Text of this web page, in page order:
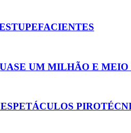
UM MILHÃO E MEIO